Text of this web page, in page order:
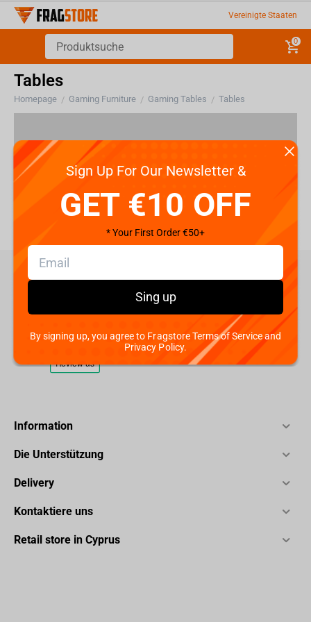
Vereinigte Staaten
0
Tables
Homepage / Gaming Furniture / Gaming Tables / Tables
Es gibt keine Produkte in diesem Abschnitt
Information
Die Unterstützung
Delivery
Kontaktiere uns
Retail store in Cyprus
Sign Up For Our Newsletter &
GET €10 OFF
* Your First Order €50+
Sing up
By signing up, you agree to Fragstore Terms of Service and
Privacy Policy.